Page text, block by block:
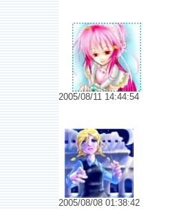
2005/08/11 14:44:54
2005/08/08 01:38:42